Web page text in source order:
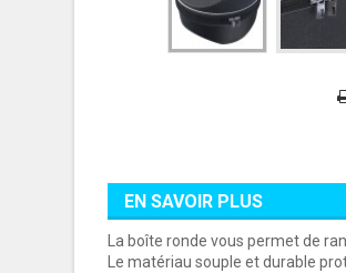
EN SAVOIR PLUS
La boîte ronde vous permet de
Le matériau souple et durable